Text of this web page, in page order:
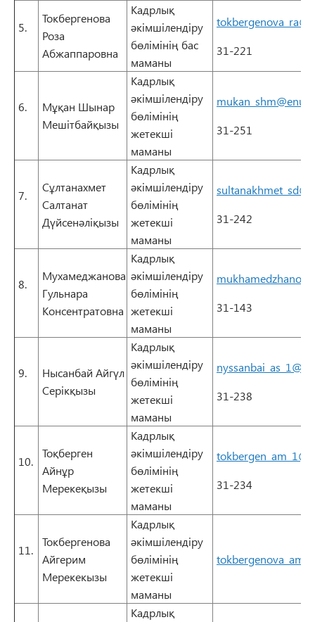
5.
Токбергенова
Роза
Абжаппаровна
Кадрлық
әкімшілендіру
бөлімінің бас
маманы
31-221
6.
Мұқан Шынар
Мешітбайқызы
Кадрлық
әкімшілендіру
бөлімінің
жетекші
маманы
31-251
7.
Сұлтанахмет
Салтанат
Дүйсенәліқызы
Кадрлық
әкімшілендіру
бөлімінің
жетекші
маманы
31-242
8.
Мухамеджанова
Гульнара
Консентратовна
Кадрлық
әкімшілендіру
бөлімінің
жетекші
маманы
31-143
9.
Нысанбай Айгүл
Серікқызы
Кадрлық
әкімшілендіру
бөлімінің
жетекші
маманы
31-238
10.
Тоқберген
Айнұр
Мерекеқызы
Кадрлық
әкімшілендіру
бөлімінің
жетекші
маманы
31-234
11.
Токбергенова
Айгерим
Мерекекызы
Кадрлық
әкімшілендіру
бөлімінің
жетекші
маманы
Кадрлық